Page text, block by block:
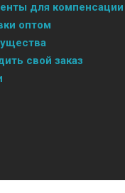
для компенсации
оптом
свой заказ